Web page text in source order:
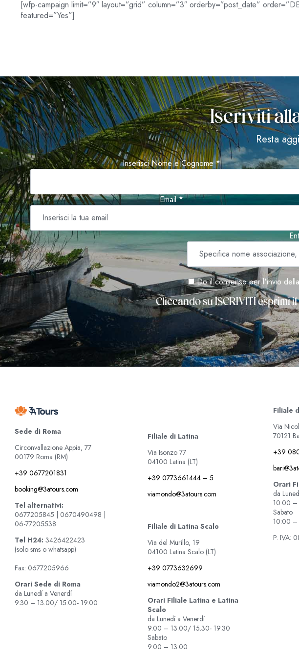
[wfp-campaign limit=”9″ layout=”grid” column=”3″ orderby=”post_date”
featured=”Yes”]
Iscriviti
Resta
Inserisci Nome e Cognome *
Email *
Do il consenso per l'invio
Cliccando su ISCRIVITI esprimi
Sede di Roma
Circonvallazione Appia, 77
00179 Roma (RM)
+39 0677201831
booking@3atours.com
Tel alternativi:
0677205845 | 0670490498 |
06-77205538
Tel H24: 3426422423
(solo sms o whatsapp)
Fax: 0677205966
Orari Sede di Roma
da Lunedí a Venerdí
9.30 – 13.00/ 15.00- 19.00
Filiale di Latina
Via Isonzo 77
04100 Latina (LT)
+39 0773661444 – 5
viamondo@3atours.com
Filiale di Latina Scalo
Via del Murillo, 19
04100 Latina Scalo (LT)
+39 0773632699
viamondo2@3atours.com
Orari FIliale Latina e Latina
Scalo
da Lunedí a Venerdí
9.00 – 13.00/ 15.30- 19.30
Sabato
9.00 – 13.00
Filiale
Via
70121
+39
Orari
da
10.00 –
Sabato
10:00 –
P. IVA: